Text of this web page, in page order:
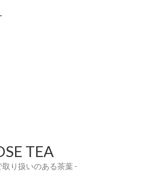
TEA
取り扱いのある茶葉 -